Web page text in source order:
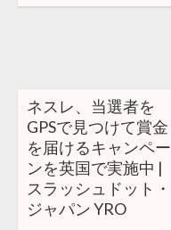
ネスレ、当選者を
GPSで見つけて賞金
を届けるキャンペー
ンを英国で実施中 |
スラッシュドット・
ジャパン YRO